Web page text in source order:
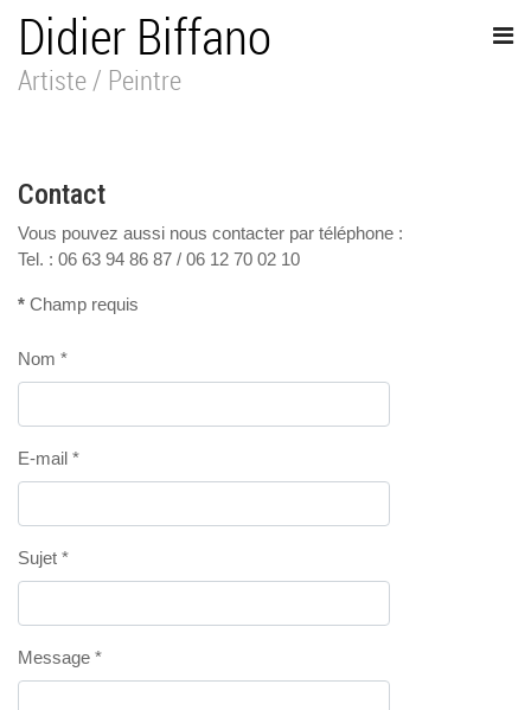
Didier Biffano
Artiste / Peintre
Contact
Vous pouvez aussi nous contacter par téléphone :
Tel. : 06 63 94 86 87 / 06 12 70 02 10
* Champ requis
Nom *
E-mail *
Sujet *
Message *